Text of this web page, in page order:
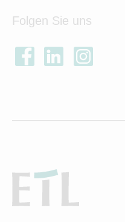
Folgen Sie uns